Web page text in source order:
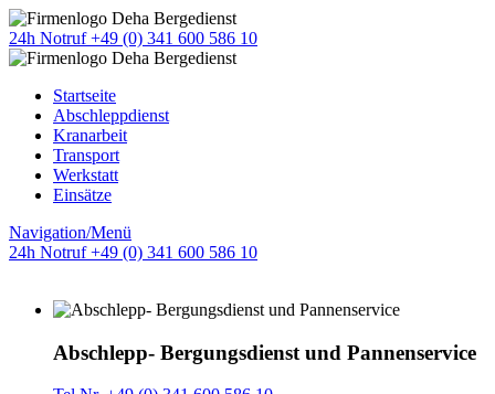
24h Notruf +49 (0) 341 600 586 10
Startseite
Abschleppdienst
Kranarbeit
Transport
Werkstatt
Einsätze
Navigation/Menü
24h Notruf +49 (0) 341 600 586 10
Abschlepp- Bergungsdienst und Pannenservice